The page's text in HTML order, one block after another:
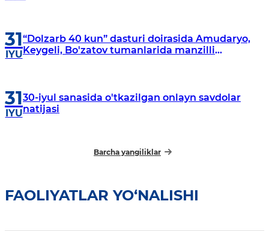
31
IYU
“Dolzarb 40 kun” dasturi doirasida Amudaryo,
Keygeli, Bo'zatov tumanlarida manzilli
31
IYU
30-iyul sanasida o'tkazilgan onlayn savdolar
natijasi
Barcha yangiliklar
FAOLIYATLAR YO‘NALISHI